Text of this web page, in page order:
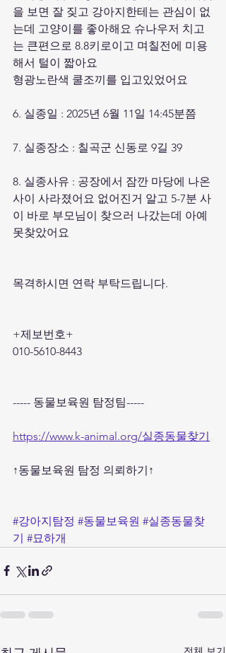
을 보면 잘 짖고 강아지한테는 관심이 없
는데 고양이를 좋아해요 슈나우저 치고
는 큰편으로 8.8키로이고 며칠전에 미용
해서 털이 짧아요
형광노란색 쿨조끼를 입고있었어요
6. 실종일 : 2025년 6월 11일 14:45분쯤
7. 실종장소 : 칠곡군 신동로 9길 39
8. 실종사유 : 공장에서 잠깐 마당에 나온
사이 사라졌어요 없어진거 알고 5-7분 사
이 바로 부모님이 찾으러 나갔는데 아예
못찾았어요
목격하시면 연락 부탁드립니다.
+제보번호+
010-5610-8443
----- 동물보육원 탐정팀-----
https://www.k-animal.org/실종동물찾기
↑동물보육원 탐정 의뢰하기↑
#강아지탐정 #동물보육원 #실종동물찾
기 #묘하개